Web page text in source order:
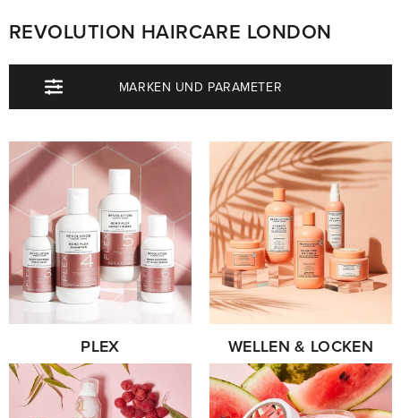
REVOLUTION HAIRCARE LONDON
MARKEN UND PARAMETER
PLEX WELLEN & LOCKEN